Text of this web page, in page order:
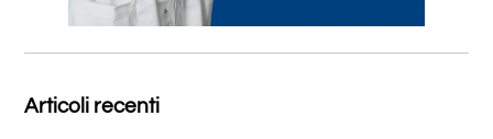
Articoli recenti